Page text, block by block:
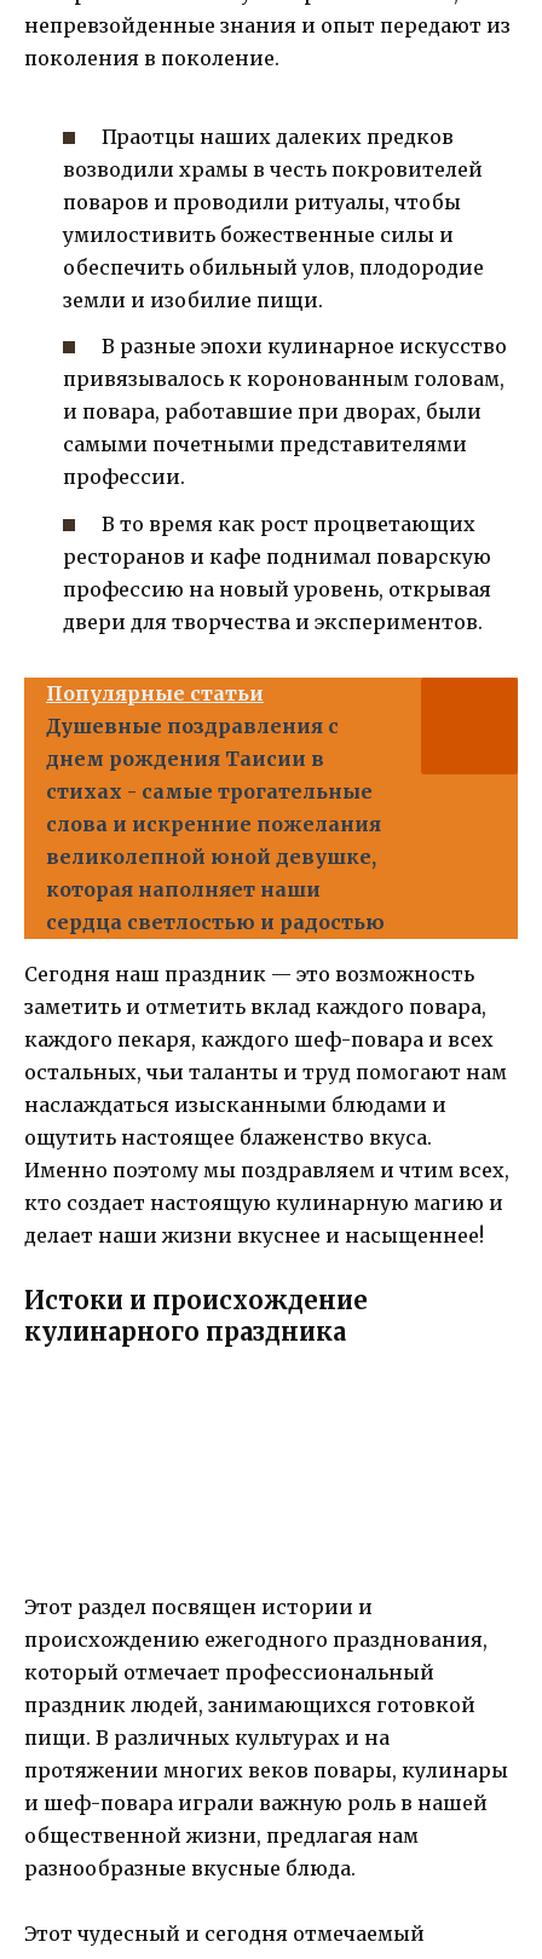
непревзойденные знания и опыт передают из
поколения в поколение.
Праотцы наших далеких предков
возводили храмы в честь покровителей
поваров и проводили ритуалы, чтобы
умилостивить божественные силы и
обеспечить обильный улов, плодородие
земли и изобилие пищи.
В разные эпохи кулинарное искусство
привязывалось к коронованным головам,
и повара, работавшие при дворах, были
самыми почетными представителями
профессии.
В то время как рост процветающих
ресторанов и кафе поднимал поварскую
профессию на новый уровень, открывая
двери для творчества и экспериментов.
Популярные статьи
Душевные поздравления с
днем рождения Таисии в
стихах - самые трогательные
слова и искренние пожелания
великолепной юной девушке,
которая наполняет наши
сердца светлостью и радостью
Сегодня наш праздник — это возможность
заметить и отметить вклад каждого повара,
каждого пекаря, каждого шеф-повара и всех
остальных, чьи таланты и труд помогают нам
наслаждаться изысканными блюдами и
ощутить настоящее блаженство вкуса.
Именно поэтому мы поздравляем и чтим всех,
кто создает настоящую кулинарную магию и
делает наши жизни вкуснее и насыщеннее!
Истоки и происхождение
кулинарного праздника
Этот раздел посвящен истории и
происхождению ежегодного празднования,
который отмечает профессиональный
праздник людей, занимающихся готовкой
пищи. В различных культурах и на
протяжении многих веков повары, кулинары
и шеф-повара играли важную роль в нашей
общественной жизни, предлагая нам
разнообразные вкусные блюда.
Этот чудесный и сегодня отмечаемый